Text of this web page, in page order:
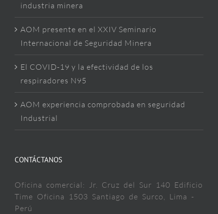
industria minera
AOM presente en el XXIV Seminario
Internacional de Seguridad Minera
El COVID-19 y la efectividad de los
respiradores N95
AOM experiencia comprobada en seguridad
Industrial
CONTÁCTANOS
Oficina comercial: Jr. Cruz del Sur 140 Edificio
Time Oficina 1503 Santiago de Surco, Lima -
Perú